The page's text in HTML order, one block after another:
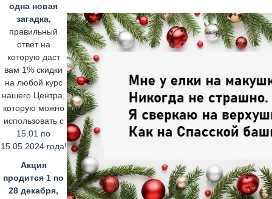
одна новая
загадка,
правильный
ответ на
которую даст
вам 1% скидки
на любой курс
нашего Центра,
которую можно
использовать с
15.01 по
15.05.2024 года!
Акция
продится 1 по
28 декабря,